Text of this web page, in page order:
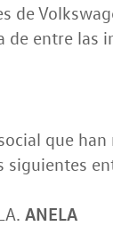
de
entre las
que
siguientes
ANELA